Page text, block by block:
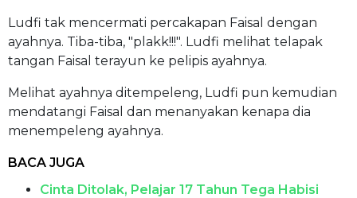
Ludfi tak mencermati percakapan Faisal dengan
ayahnya. Tiba-tiba, "plakk!!!". Ludfi melihat telapak
tangan Faisal terayun ke pelipis ayahnya.
Melihat ayahnya ditempeleng, Ludfi pun kemudian
mendatangi Faisal dan menanyakan kenapa dia
menempeleng ayahnya.
BACA JUGA
Cinta Ditolak, Pelajar 17 Tahun Tega Habisi